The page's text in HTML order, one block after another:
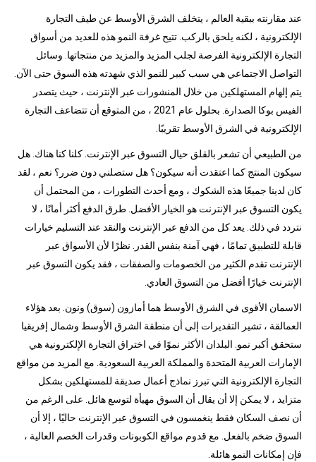
عند مقارنته ببقية العالم ، يتخلف الشرق الأوسط عن طيف التجارة
الإلكترونية ، لكنه يلحق بالركب. تتيح غرفة النمو هذه للعديد من أسواق
التجارة الإلكترونية الفرصة لجلب المزيد والمزيد من منتجاتها. وسائل
التواصل الاجتماعي هي سبب كبير للنمو الذي شهدته هذه السوق حتى الآن.
يتم إلهام المستهلكين من خلال المنشورات عبر الإنترنت ، حيث يتصدر
الفيس بوكا الصدارة. بحلول عام 2021 ، من المتوقع أن تتضاعف التجارة
الإلكترونية في الشرق الأوسط تقريبًا.
من الطبيعي أن تشعر بالقلق حيال التسوق عبر الإنترنت. كلنا كنا هناك. هل
سيكون المنتج كما اعتقدت أنه سيكون؟ هل ستصلني دون ضرر؟ نعم ، لقد
كان لدينا جميعًا هذه الشكوك ، ومع أحدث التطورات ، من المحتمل أن
يكون التسوق عبر الإنترنت هو الخيار الأفضل. طرق الدفع أكثر أمانًا ، لا
نتردد في ذلك. يعد كل من الدفع عبر الإنترنت والنقد عند التسليم خيارات
قابلة للتطبيق تمامًا ، فهي آمنة بنفس القدر. نظرًا لأن الأسواق عبر
الإنترنت تقدم الكثير من الخصومات والصفقات ، فقد يكون التسوق عبر
الإنترنت خيارًا أفضل من التسوق العادي.
الاسمان الأقوى في الشرق الأوسط هما أمازون (سوق) ونون. بعد هؤلاء
العمالقة ، تشير التقديرات إلى أن منطقة الشرق الأوسط وشمال إفريقيا
ستحقق أكبر نمو. البلدان الأكثر نموًا في اختراق التجارة الإلكترونية هي
الإمارات العربية المتحدة والمملكة العربية السعودية. مع المزيد من مواقع
التجارة الإلكترونية التي تبرز نماذج أعمال صديقة للمستهلكين بشكل
متزايد ، لا يمكن إلا أن يقال أن السوق مهيأة لتوسع هائل. على الرغم من
أن نصف السكان فقط ينغمسون في التسوق عبر الإنترنت حاليًا ، إلا أن
السوق ضخم بالفعل. مع قدوم مواقع الكوبونات وقدرات الخصم العالية ،
فإن إمكانات النمو هائلة.